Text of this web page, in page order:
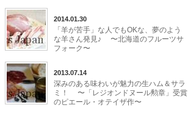
2014.01.30
「羊が苦手」な人でもOKな、夢のよう
な羊さん発見♪ 〜北海道のフルーツサ
フォーク〜
2013.07.14
深みのある味わいが魅力の生ハム＆サラ
ミ！ 〜「レジオンドヌール勲章」受賞
のピエール・オテイザ作〜